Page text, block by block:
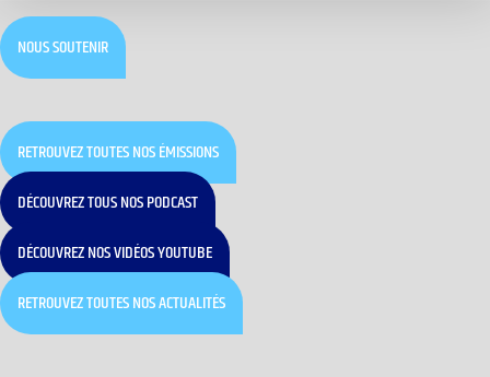
NOUS SOUTENIR
RETROUVEZ TOUTES NOS ÉMISSIONS
DÉCOUVREZ TOUS NOS PODCAST
DÉCOUVREZ NOS VIDÉOS YOUTUBE
RETROUVEZ TOUTES NOS ACTUALITÉS